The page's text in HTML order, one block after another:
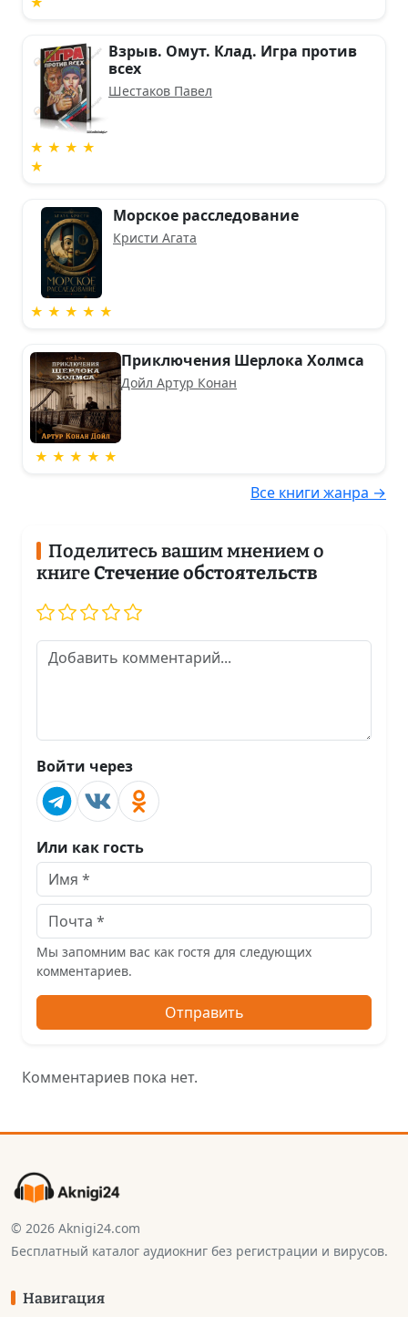
★ ★ ★ ★
★
Взрыв. Омут. Клад. Игра против
всех
Шестаков Павел
★ ★ ★ ★ ★
Морское расследование
Кристи Агата
★ ★ ★ ★ ★
Приключения Шерлока Холмса
Дойл Артур Конан
Все книги жанра →
Поделитесь вашим мнением о
книгеСтечение обстоятельств
Войти через
Или как гость
Мы запомним вас как гостя для следующих
комментариев.
Отправить
Комментариев пока нет.
© 2026 Aknigi24.com
Бесплатный каталог аудиокниг без регистрации и вирусов.
Навигация